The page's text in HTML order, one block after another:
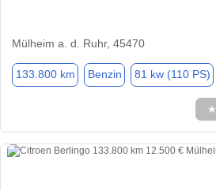
Mülheim a. d. Ruhr, 45470
133.800 km Benzin 81 kw (110 PS)
★